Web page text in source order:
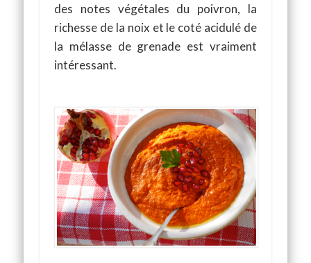
des notes végétales du poivron, la
richesse de la noix et le coté acidulé de
la mélasse de grenade est vraiment
intéressant.